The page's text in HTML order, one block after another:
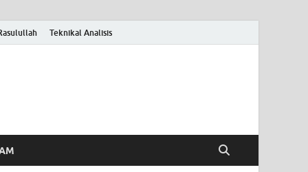
Teknikal Analisis